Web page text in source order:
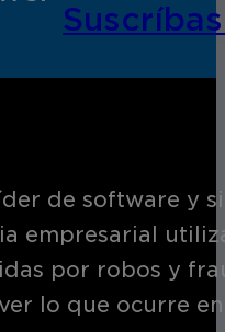
de software y
empresarial
por robos y
lo que ocurre